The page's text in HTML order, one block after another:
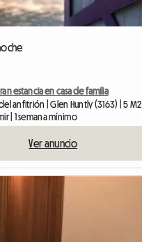
estancia en casa de familia
anfitrión | Glen Huntly (3163) | 5 M2
| 1 semana mínimo
Ver anuncio